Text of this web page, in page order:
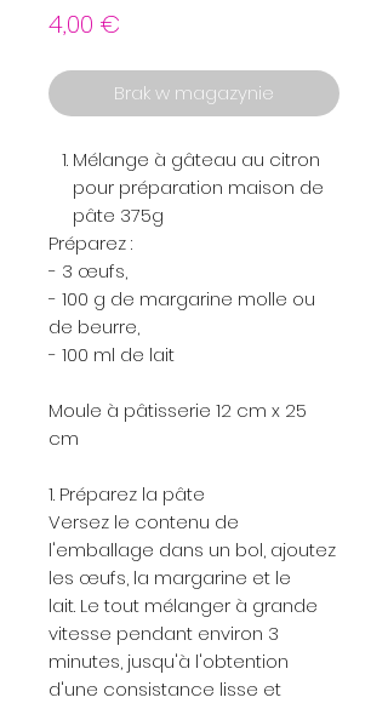
4,00 €
Brak w magazynie
Mélange à gâteau au citron
pour préparation maison de
pâte 375g
Préparez :
- 3 œufs,
- 100 g de margarine molle ou
de beurre,
- 100 ml de lait
Moule à pâtisserie 12 cm x 25
cm
1. Préparez la pâte
Versez le contenu de
l'emballage dans un bol, ajoutez
les œufs, la margarine et le
lait. Le tout mélanger à grande
vitesse pendant environ 3
minutes, jusqu'à l'obtention
d'une consistance lisse et